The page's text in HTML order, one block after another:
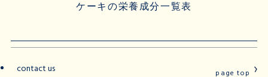
ケーキの栄養成分一覧表
page top
contact us